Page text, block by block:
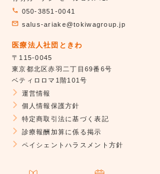
050-3851-0041
salus-ariake@tokiwagroup.jp
医療法人社団ときわ
〒115-0045
東京都北区赤羽二丁目69番6号
ベティロロマ1階101号
運営情報
個人情報保護方針
特定商取引法に基づく表記
診療報酬加算に係る掲示
ペイシェントハラスメント方針